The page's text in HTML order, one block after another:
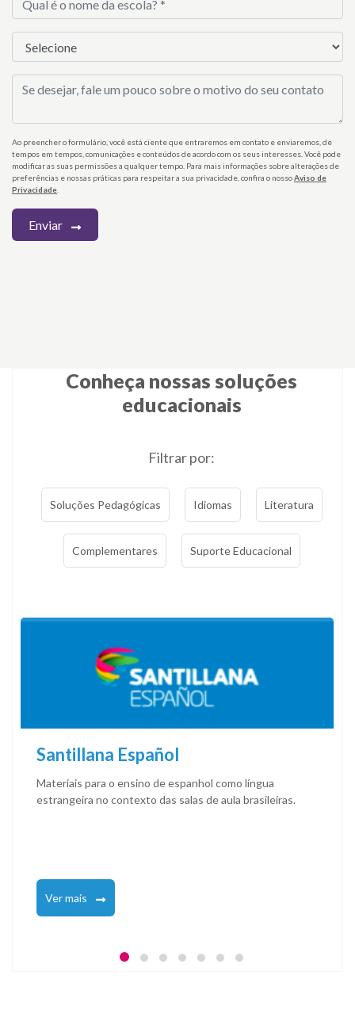
Ao preencher o formulário, você está ciente que entraremos em contato e enviaremos, de
tempos em tempos, comunicações e conteúdos de acordo com os seus interesses. Você pode
modificar as suas permissões a qualquer tempo. Para mais informações sobre alterações de
preferências e nossas práticas para respeitar a sua privacidade, confira o nossoAviso de
Privacidade.
Enviar
Conheça nossas soluções
educacionais
Filtrar por:
Soluções Pedagógicas Idiomas Literatura
Complementares Suporte Educacional
Santillana Español
Materiais para o ensino de espanhol como língua
estrangeira no contexto das salas de aula brasileiras.
Ver mais